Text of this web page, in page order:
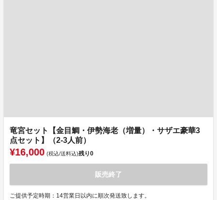
竜宮セット【金目鯛・伊勢海老（増量）・サザエ豪華3
点セット】（2-3人前）
¥16,000 (税込/送料込)残り0
販売終了
ご提供予定時期：14営業日以内に順次発送致します。